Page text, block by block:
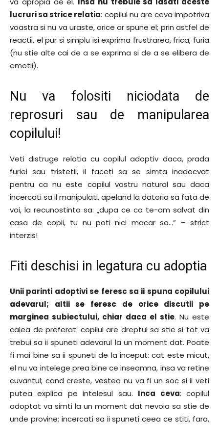
lucruri sa strice relatia: copilul nu are ceva impotriva
voastra si nu va uraste, orice ar spune el; prin astfel de
reactii, el pur si simplu isi exprima frustrarea, frica, furia
(nu stie alte cai de a se exprima si de a se elibera de
emotii).
Nu va folositi niciodata de
reprosuri sau de manipularea
copilului!
Veti distruge relatia cu copilul adoptiv daca, prada
furiei sau tristetii, il faceti sa se simta inadecvat
pentru ca nu este copilul vostru natural sau daca
incercati sa il manipulati, apeland la datoria sa fata de
voi, la recunostinta sa: „dupa ce ca te-am salvat din
casa de copii, tu nu poti nici macar sa…” – strict
interzis!
Fiti deschisi in legatura cu adoptia
Unii parinti adoptivi se feresc sa ii spuna copilului
adevarul; altii se feresc de orice discutii pe
marginea subiectului, chiar daca el stie. Nu este
calea de preferat: copilul are dreptul sa stie si tot va
trebui sa ii spuneti adevarul la un moment dat. Poate
fi mai bine sa ii spuneti de la inceput: cat este micut,
el nu va intelege prea bine ce inseamna, insa va retine
cuvantul; cand creste, vestea nu va fi un soc si ii veti
putea explica pe intelesul sau. Inca ceva: copilul
adoptat va simti la un moment dat nevoia sa stie de
unde provine; incercati sa ii spuneti ceea ce stiti, fara,